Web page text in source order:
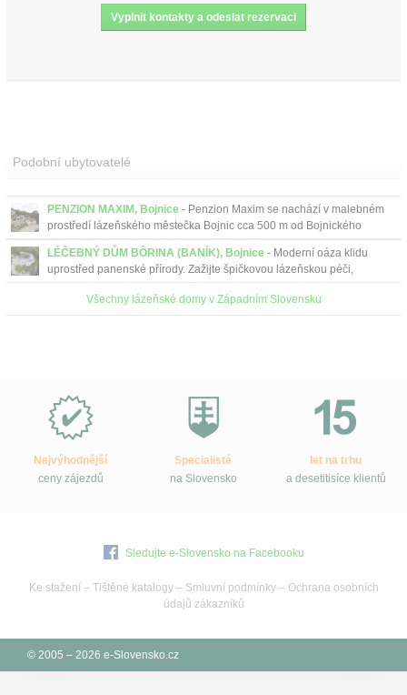
Podobní ubytovatelé
PENZION MAXIM, Bojnice - Penzion Maxim se nachází v malebném
prostředí lázeňského městečka Bojnic cca 500 m od Bojnického
zámku nad zoologickou zahradou....
LÉČEBNÝ DŮM BÔRINA (BANÍK), Bojnice - Moderní oáza klidu
uprostřed panenské přírody. Zažijte špičkovou lázeňskou péči,
restartujte mysl a načerpejte novou energii v srdci ma...
Všechny lázeňské domy v Západním Slovensku
Slovensko.cz?
Nejvýhodnější
ceny zájezdů
Specialisté
na Slovensko
let na trhu
a desetitisíce klientů
Sledujte e-Slovensko na Facebooku
Ke stažení – Tištěné katalogy– Smluvní podmínky– Ochrana osobních
údajů zákazníků
© 2005 – 2026 e-Slovensko.cz